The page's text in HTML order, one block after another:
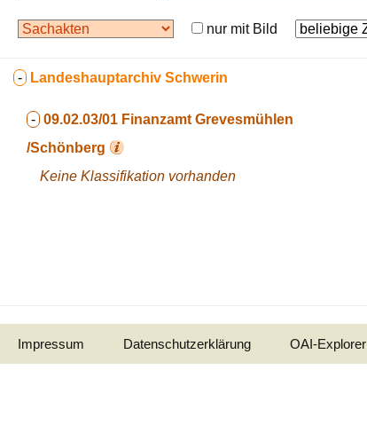
nur mit Bild
- Landeshauptarchiv Schwerin
- 09.02.03/01 Finanzamt Grevesmühlen
/Schönberg
Keine Klassifikation vorhanden
Impressum Datenschutzerklärung OAI-Explorer